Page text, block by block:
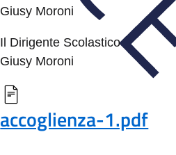
Giusy Moroni
Il Dirigente Scolastico
Giusy Moroni
accoglienza-1.pdf